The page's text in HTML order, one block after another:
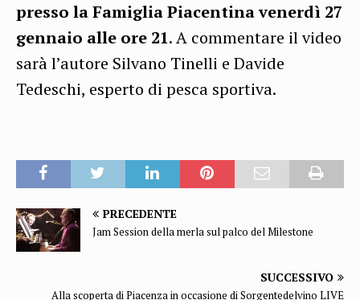
presso la Famiglia Piacentina venerdì 27
gennaio alle ore 21. A commentare il video
sarà l’autore Silvano Tinelli e Davide
Tedeschi, esperto di pesca sportiva.
PRECEDENTE
Jam Session della merla sul palco del Milestone
SUCCESSIVO
Alla scoperta di Piacenza in occasione di Sorgentedelvino LIVE